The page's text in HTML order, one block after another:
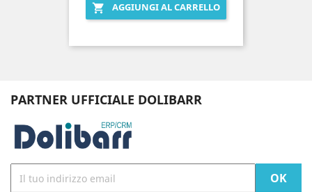
 AGGIUNGI AL CARRELLO
PARTNER UFFICIALE DOLIBARR